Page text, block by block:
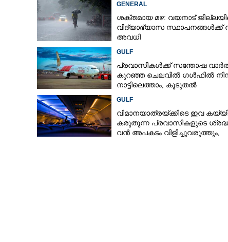
GENERAL
ശക്തമായ മഴ: വയനാട്
വിദ്യാഭ്യാസ സ്ഥാപനങ്ങള്‍ക്ക്
അവധി
GULF
പ്രവാസികൾക്ക് സന്തോഷ
കുറഞ്ഞ ചെലവിൽ ഗൾഫിൽ
നാട്ടിലെത്താം,​ കൂടുതൽ
GULF
വിമാനയാത്രയ്‌ക്കിടെ ഇവ
കരുതുന്ന പ്രവാസികളുടെ
വൻ അപകടം വിളിച്ചുവരുത്തും,